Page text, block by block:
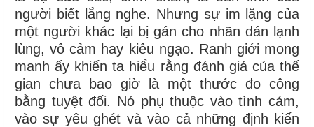
người biết lắng nghe. Nhưng sự im lặng của
một người khác lại bị gán cho nhãn dán lạnh
lùng, vô cảm hay kiêu ngạo. Ranh giới mong
manh ấy khiến ta hiểu rằng đánh giá của thế
gian chưa bao giờ là một thước đo công
bằng tuyệt đối. Nó phụ thuộc vào tình cảm,
vào sự yêu ghét và vào cả những định kiến